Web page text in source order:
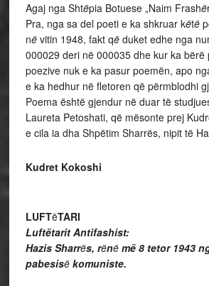
Agaj nga Shtëpia Botuese „Naim Frashë
Pra, nga sa del poeti e ka shkruar këtë
në vitin 1948, fakt që duket edhe nga
000029 deri në 000035 dhe kur ka bërë
poezive nuk e ka pasur poemën, apo
e ka hedhur në fletoren që përmblodhi
Poema është gjendur në duar të
Laureta Petoshati, që mësonte prej
e cila ia dha Shpëtim Sharrës, nipit të
Kudret Kokoshi
LUFTëTARI
Luftëtarit Antifashist:
Hazis Sharrës, rënë më 8 tetor 1943
pabesisë komuniste.